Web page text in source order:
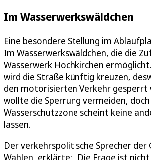
Im Wasserwerkswäldchen
Eine besondere Stellung im
Im Wasserwerkswäldchen, die die
Wasserwerk Hochkirchen
wird die Straße künftig kreuzen,
den motorisierten Verkehr gesperrt
wollte die Sperrung vermeiden,
Wasserschutzzone scheint keine
lassen.
Der verkehrspolitische Sprecher der
Wahlen, erklärte: „Die Frage ist